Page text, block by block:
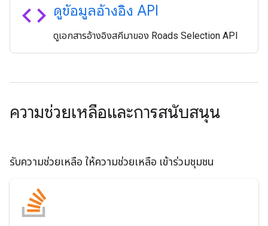
code ดูข้อมูลอ้างอิง API
ดูเอกสารอ้างอิงสคีมาของ Roads Selection API
ความช่วยเหลือและการสนับสนุน
รับความช่วยเหลือ ให้ความช่วยเหลือ เข้าร่วมชุมชน